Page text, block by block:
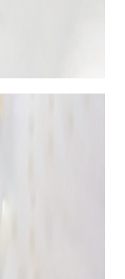
visokoj
kiselini, a
Svilenkasta
glatkom, a
trenutno će
ovo područje.